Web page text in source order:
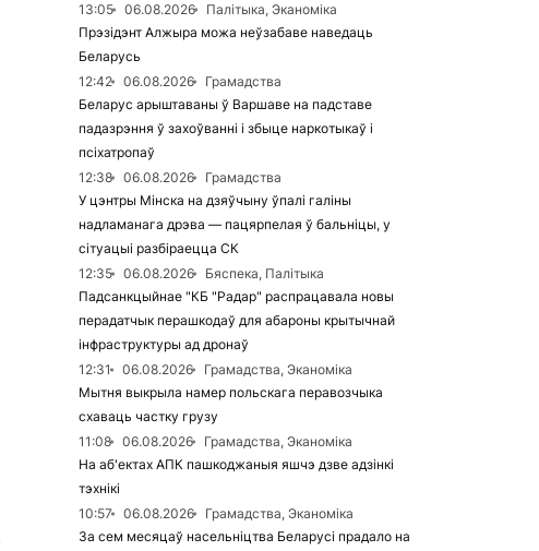
13:05
06.08.2026
Палітыка, Эканоміка
Прэзідэнт Алжыра можа неўзабаве наведаць
Беларусь
12:42
06.08.2026
Грамадства
Беларус арыштаваны ў Варшаве на падставе
падазрэння ў захоўванні і збыце наркотыкаў і
псіхатропаў
12:38
06.08.2026
Грамадства
У цэнтры Мінска на дзяўчыну ўпалі галіны
надламанага дрэва — пацярпелая ў бальніцы, у
сітуацыі разбіраецца СК
12:35
06.08.2026
Бяспека, Палітыка
Падсанкцыйнае "КБ "Радар" распрацавала новы
перадатчык перашкодаў для абароны крытычнай
інфраструктуры ад дронаў
12:31
06.08.2026
Грамадства, Эканоміка
Мытня выкрыла намер польскага перавозчыка
схаваць частку грузу
11:08
06.08.2026
Грамадства, Эканоміка
На аб'ектах АПК пашкоджаныя яшчэ дзве адзінкі
тэхнікі
10:57
06.08.2026
Грамадства, Эканоміка
За сем месяцаў насельніцтва Беларусі прадало на